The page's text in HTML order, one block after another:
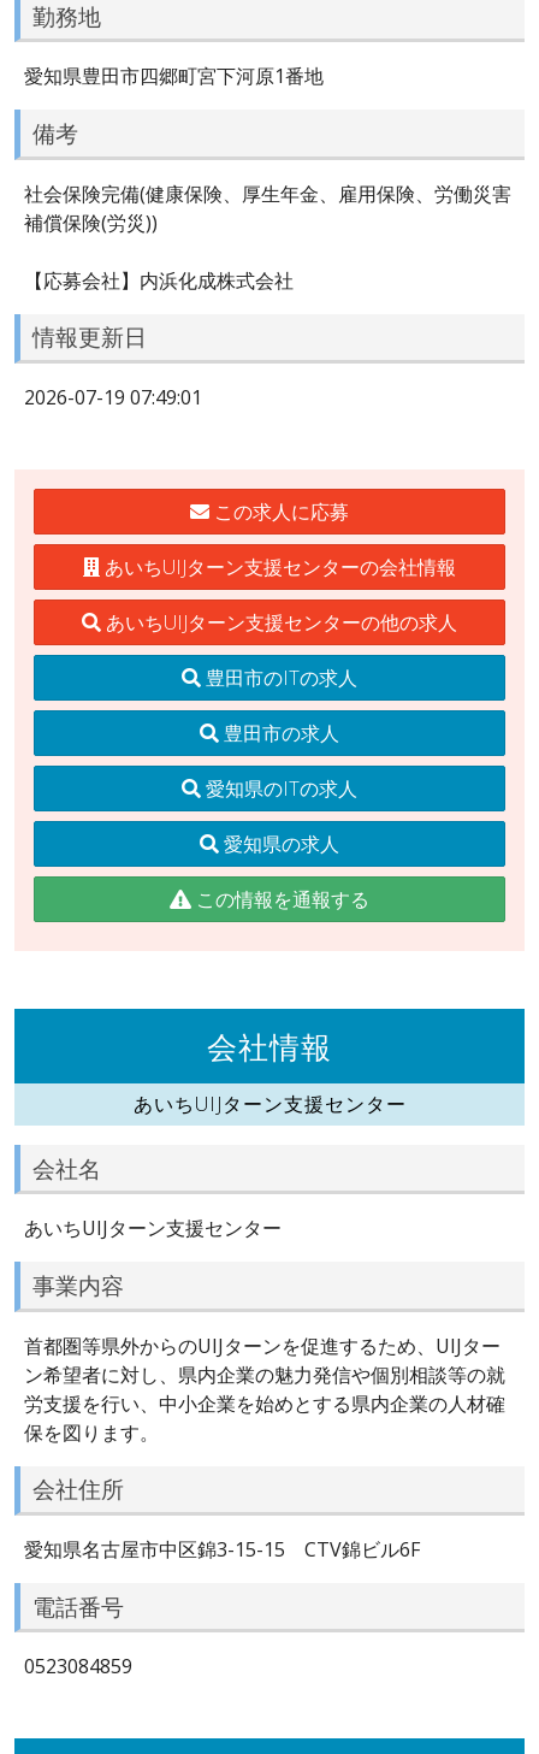
勤務地
愛知県豊田市四郷町宮下河原1番地
備考
社会保険完備(健康保険、厚生年金、雇用保険、労働災害
補償保険(労災))
【応募会社】内浜化成株式会社
情報更新日
2026-07-19 07:49:01
この求人に応募
あいちUIJターン支援センターの会社情報
あいちUIJターン支援センターの他の求人
豊田市のITの求人
豊田市の求人
愛知県のITの求人
愛知県の求人
この情報を通報する
会社情報
あいちUIJターン支援センター
会社名
あいちUIJターン支援センター
事業内容
首都圏等県外からのUIJターンを促進するため、UIJター
ン希望者に対し、県内企業の魅力発信や個別相談等の就
労支援を行い、中小企業を始めとする県内企業の人材確
保を図ります。
会社住所
愛知県名古屋市中区錦3-15-15 CTV錦ビル6F
電話番号
0523084859